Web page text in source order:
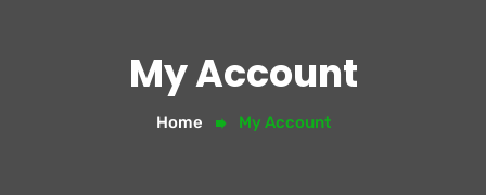
My Account
Home My Account